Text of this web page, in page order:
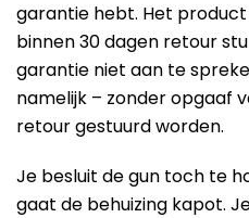
garantie hebt. Het
binnen 30 dagen retour
garantie niet aan te
namelijk – zonder opgaaf
retour gestuurd worden.
Je besluit de gun toch te
gaat de behuizing kapot.